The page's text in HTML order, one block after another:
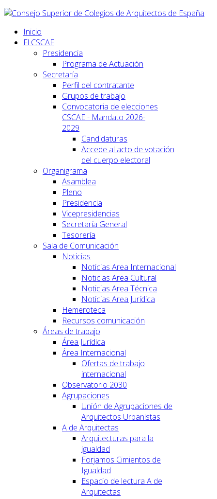
Inicio
El CSCAE
Presidencia
Programa de Actuación
Secretaría
Perfil del contratante
Grupos de trabajo
Convocatoria de elecciones
CSCAE - Mandato 2026-
2029
Candidaturas
Accede al acto de votación
del cuerpo electoral
Organigrama
Asamblea
Pleno
Presidencia
Vicepresidencias
Secretaría General
Tesorería
Sala de Comunicación
Noticias
Noticias Area Internacional
Noticias Area Cultural
Noticias Area Técnica
Noticias Area Jurídica
Hemeroteca
Recursos comunicación
Áreas de trabajo
Área Jurídica
Área Internacional
Ofertas de trabajo
internacional
Observatorio 2030
Agrupaciones
Unión de Agrupaciones de
Arquitectos Urbanistas
A de Arquitectas
Arquitecturas para la
igualdad
Forjamos Cimientos de
Igualdad
Espacio de lectura A de
Arquitectas